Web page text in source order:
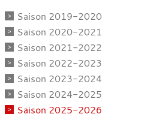
Saison 2019-2020
Saison 2020-2021
Saison 2021-2022
Saison 2022-2023
Saison 2023-2024
Saison 2024-2025
Saison 2025-2026